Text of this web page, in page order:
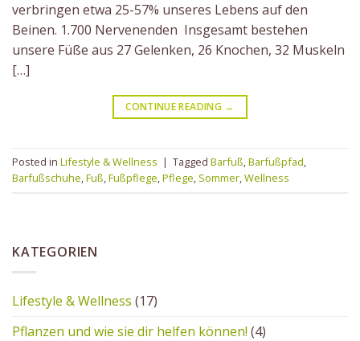
verbringen etwa 25-57% unseres Lebens auf den
Beinen. 1.700 Nervenenden Insgesamt bestehen
unsere Füße aus 27 Gelenken, 26 Knochen, 32 Muskeln
[…]
CONTINUE READING →
Posted in Lifestyle & Wellness | Tagged Barfuß,Barfußpfad,
Barfußschuhe,Fuß,Fußpflege,Pflege, Sommer,Wellness
KATEGORIEN
Lifestyle & Wellness (17)
Pflanzen und wie sie dir helfen können! (4)